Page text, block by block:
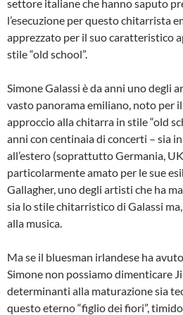
settore italiane che hanno saputo
l’esecuzione per questo chitarrista
apprezzato per il suo caratteristico
stile “old school”.
Simone Galassi è da anni uno degli
vasto panorama emiliano, noto per
approccio alla chitarra in stile “old
anni con centinaia di concerti – sia
all’estero (soprattutto Germania,
particolarmente amato per le sue
Gallagher, uno degli artisti che ha
sia lo stile chitarristico di Galassi
alla musica.
Ma se il bluesman irlandese ha
Simone non possiamo dimenticare
determinanti alla maturazione sia
questo eterno “figlio dei fiori”,